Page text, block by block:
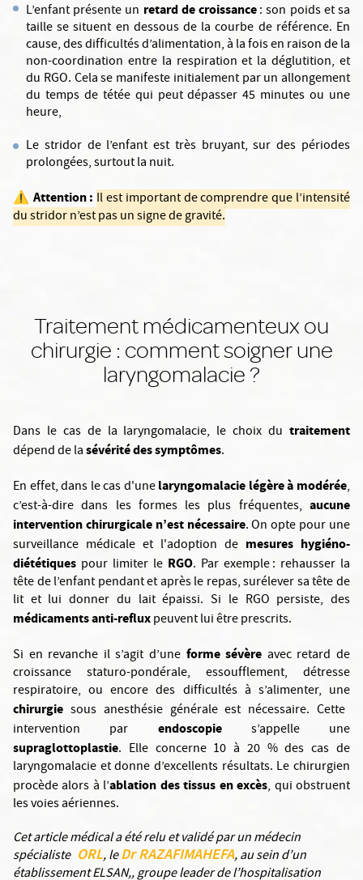
L’enfant présente un retard de croissance: son poids et sa
taille se situent en dessous de la courbe de référence. En
cause, des difficultés d’alimentation, à la fois en raison de la
non-coordination entre la respiration et la déglutition, et
du RGO. Cela se manifeste initialement par un allongement
du temps de tétée qui peut dépasser 45 minutes ou une
heure,
Le stridor de l’enfant est très bruyant, sur des périodes
prolongées, surtout la nuit.
⚠️ Attention : Il est important de comprendre que l’intensité
du stridor n’est pas un signe de gravité.
Traitement médicamenteux ou
chirurgie : comment soigner une
laryngomalacie ?
Dans le cas de la laryngomalacie, le choix du traitement
dépend de lasévérité des symptômes.
En effet, dans le cas d'unelaryngomalacie légère à modérée,
c’est-à-dire dans les formes les plus fréquentes, aucune
intervention chirurgicale n’est nécessaire. On opte pour une
surveillance médicale et l'adoption de mesures hygiéno-
diététiques pour limiter le RGO. Par exemple : rehausser la
tête de l’enfant pendant et après le repas, surélever sa tête de
lit et lui donner du lait épaissi. Si le RGO persiste, des
médicaments anti-refluxpeuvent lui être prescrits.
Si en revanche il s’agit d’une forme sévère avec retard de
croissance staturo-pondérale, essoufflement, détresse
respiratoire, ou encore des difficultés à s’alimenter, une
chirurgie sous anesthésie générale est nécessaire. Cette
intervention par endoscopies’appelle une
supraglottoplastie. Elle concerne 10 à 20 % des cas de
laryngomalacie et donne d’excellents résultats. Le chirurgien
procède alors à l’ablation des tissus en excès, qui obstruent
les voies aériennes.
Cet article médical a été relu et validé par un médecin
spécialiste ORL, leDr RAZAFIMAHEFA,au sein d’un
établissement ELSAN,, groupe leader de l’hospitalisation